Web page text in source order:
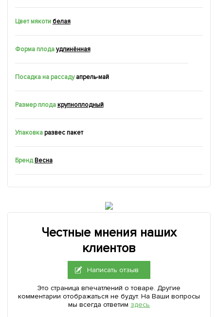
Цвет мякоти белая
Форма плодаудлинённая
Посадка на рассаду апрель-май
Размер плодакрупноплодный
Упаковкаразвес пакет
Бренд Весна
Честные мнения наших
клиентов
Написать отзыв
Это страница впечатлений о товаре. Другие
комментарии отображаться не будут. На Ваши вопросы
мы всегда ответим здесь